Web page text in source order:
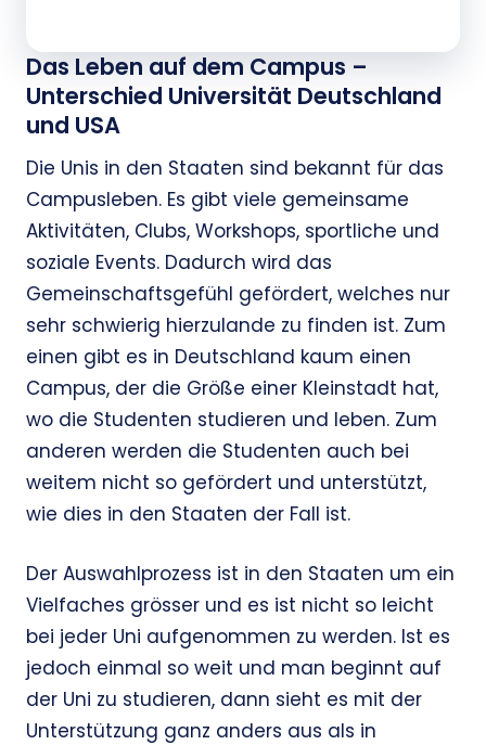
Das Leben auf dem Campus –
Unterschied Universität Deutschland
und USA
Die Unis in den Staaten sind bekannt für das
Campusleben. Es gibt viele gemeinsame
Aktivitäten, Clubs, Workshops, sportliche und
soziale Events. Dadurch wird das
Gemeinschaftsgefühl gefördert, welches nur
sehr schwierig hierzulande zu finden ist. Zum
einen gibt es in Deutschland kaum einen
Campus, der die Größe einer Kleinstadt hat,
wo die Studenten studieren und leben. Zum
anderen werden die Studenten auch bei
weitem nicht so gefördert und unterstützt,
wie dies in den Staaten der Fall ist.
Der Auswahlprozess ist in den Staaten um ein
Vielfaches grösser und es ist nicht so leicht
bei jeder Uni aufgenommen zu werden. Ist es
jedoch einmal so weit und man beginnt auf
der Uni zu studieren, dann sieht es mit der
Unterstützung ganz anders aus als in